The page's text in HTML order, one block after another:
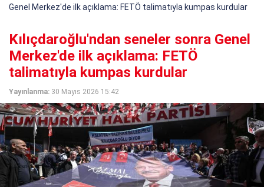
Genel Merkez'de ilk açıklama: FETÖ talimatıyla kumpas kurdular
Kılıçdaroğlu'ndan seneler sonra Genel
Merkez'de ilk açıklama: FETÖ
talimatıyla kumpas kurdular
Yayınlanma: 30 Mayıs 2026 15:42